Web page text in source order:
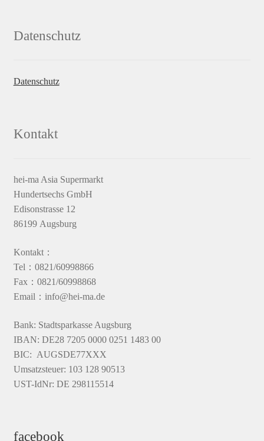
Datenschutz
Datenschutz
Kontakt
hei-ma Asia Supermarkt
Hundertsechs GmbH
Edisonstrasse 12
86199 Augsburg
Kontakt：
Tel：0821/60998866
Fax：0821/60998868
Email：info@hei-ma.de
Bank: Stadtsparkasse Augsburg
IBAN: DE28 7205 0000 0251 1483 00
BIC: AUGSDE77XXX
Umsatzsteuer: 103 128 90513
UST-IdNr: DE 298115514
facebook